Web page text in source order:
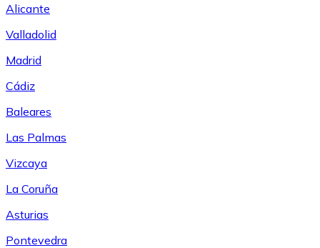
Alicante
Valladolid
Madrid
Cádiz
Baleares
Las Palmas
Vizcaya
La Coruña
Asturias
Pontevedra